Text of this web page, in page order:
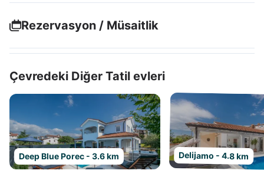
Rezervasyon / Müsaitlik
Çevredeki Diğer Tatil evleri
Deep Blue Porec - 3.6 km Delijamo - 4.8 km